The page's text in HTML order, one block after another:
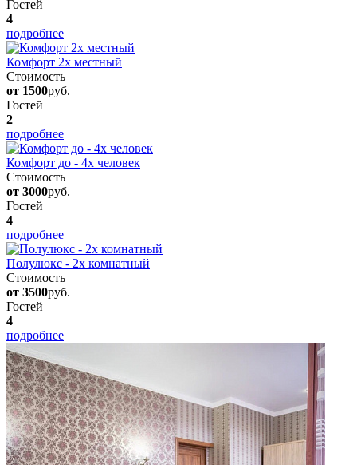
Гостей
4
подробнее
Комфорт 2х местный
Стоимость
от 1500руб.
Гостей
2
подробнее
Комфорт до - 4х человек
Стоимость
от 3000руб.
Гостей
4
подробнее
Полулюкс - 2х комнатный
Стоимость
от 3500руб.
Гостей
4
подробнее